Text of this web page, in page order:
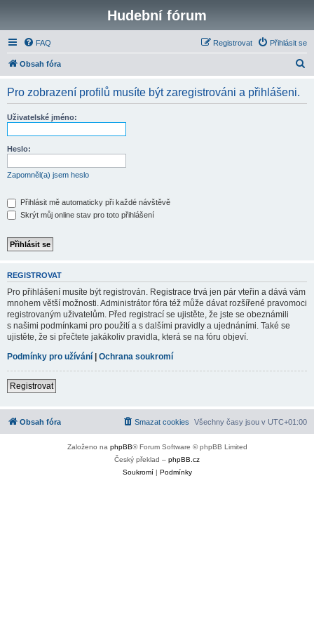
Hudební fórum
FAQ Přihlásit se
Registrovat
Obsah fóra
Pro zobrazení profilů musíte být zaregistrováni a přihlášeni.
Uživatelské jméno:
Heslo:
Zapomněl(a) jsem heslo
Přihlásit mě automaticky při každé návštěvě
Skrýt můj online stav pro toto přihlášení
REGISTROVAT
Pro přihlášení musíte být registrován. Registrace trvá jen pár vteřin a dává vám
mnohem větší možnosti. Administrátor fóra též může dávat rozšířené pravomoci
registrovaným uživatelům. Před registrací se ujistěte, že jste se obeznámili
s našimi podmínkami pro použití a s dalšími pravidly a ujednáními. Také se
ujistěte, že si přečtete jakákoliv pravidla, která se na fóru objeví.
Podmínky pro užívání | Ochrana soukromí
Registrovat
Obsah fóra Všechny časy jsou v UTC+01:00
Smazat cookies
Založeno na phpBB® Forum Software © phpBB Limited
Český překlad – phpBB.cz
Soukromí| Podmínky